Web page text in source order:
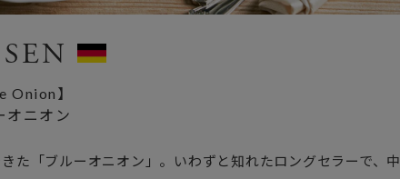
Onion】
オニオン
た「ブルーオニオン」。いわずと知れたロングセラーで、中